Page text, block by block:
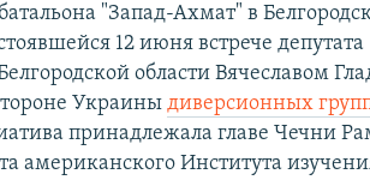
"Запад-Ахмат" в
12 июня встрече депутата
области Вячеславом
Украины диверсионных
принадлежала главе Чечни
американского Института